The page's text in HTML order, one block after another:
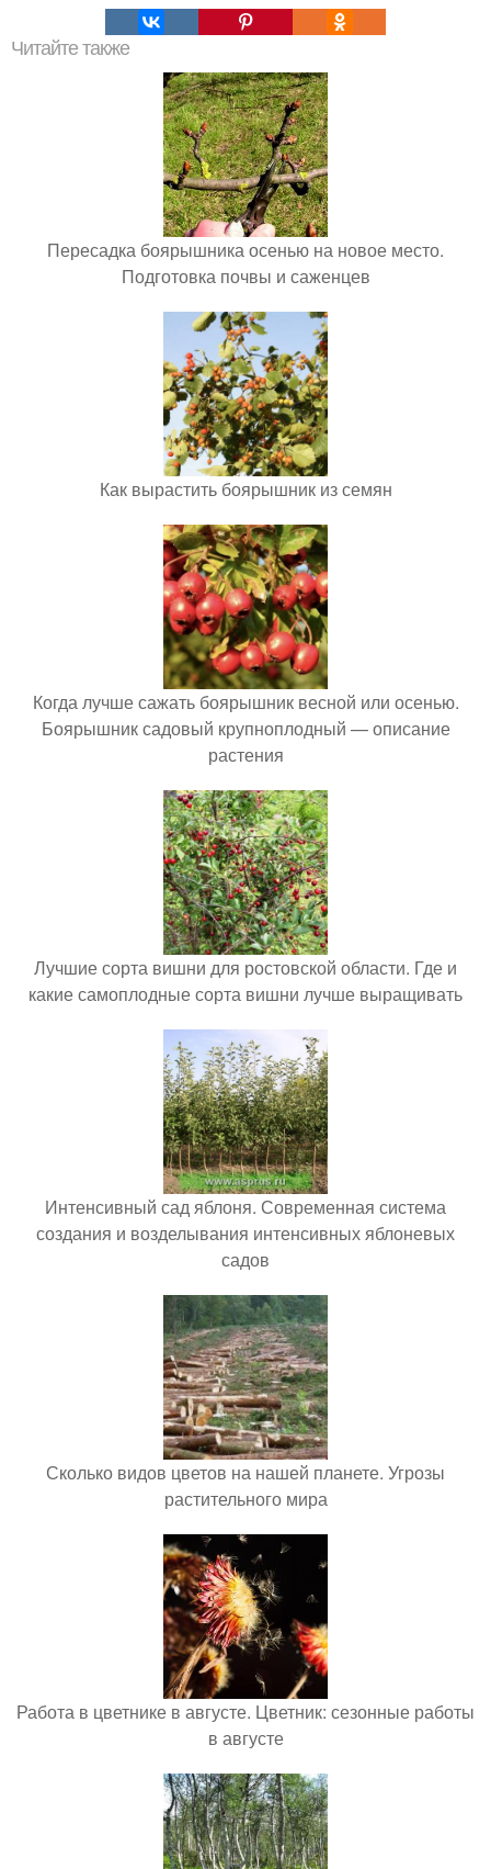
Читайте также
Пересадка боярышника осенью на новое место.
Подготовка почвы и саженцев
Как вырастить боярышник из семян
Когда лучше сажать боярышник весной или осенью.
Боярышник садовый крупноплодный — описание
растения
Лучшие сорта вишни для ростовской области. Где и
какие самоплодные сорта вишни лучше выращивать
Интенсивный сад яблоня. Современная система
создания и возделывания интенсивных яблоневых
садов
Сколько видов цветов на нашей планете. Угрозы
растительного мира
Работа в цветнике в августе. Цветник: сезонные работы
в августе